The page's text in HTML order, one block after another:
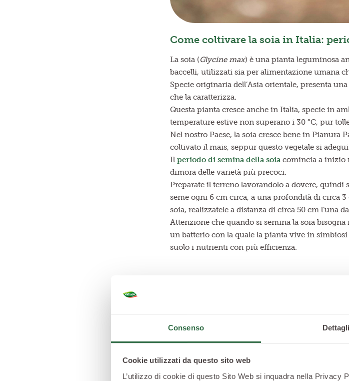
Consenso Dettagli
Cookie utilizzati da questo sito web
L’utilizzo di cookie di questo Sito Web si inquadra nella
Come coltivare la soia in Italia:
La soia (Glycine max) è una pianta leguminosa
baccelli, utilizzati sia per alimentazione umana
Specie originaria dell’Asia orientale, presenta
che la caratterizza.
Questa pianta cresce anche in Italia, specie in
temperature estive non superano i 30 °C, pur
Nel nostro Paese, la soia cresce bene in
coltivato il mais, seppur questo vegetale si
Il periodo di semina della soiacomincia a inizio
dimora delle varietà più precoci.
Preparate il terreno lavorandolo a dovere,
seme ogni 6 cm circa, a una profondità di circa
soia, realizzatele a distanza di circa 50 cm l’una
Attenzione che quando si semina la soia
un batterio con la quale la pianta vive in
suolo i nutrienti con più efficienza.